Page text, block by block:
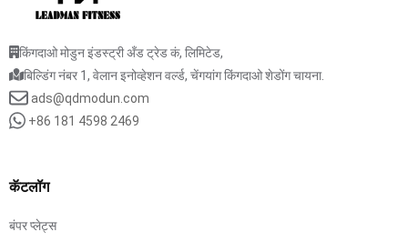
किंगदाओ मोडुन इंडस्ट्री अँड ट्रेड कं, लिमिटेड,
बिल्डिंग नंबर 1, वेलान इनोव्हेशन वर्ल्ड, चेंगयांग किंगदाओ शेडोंग चायना.
ads@qdmodun.com
+86 181 4598 2469
कॅटलॉग
बंपर प्लेट्स